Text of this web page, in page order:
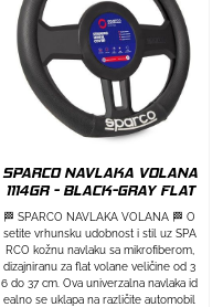
SPARCO NAVLAKA VOLANA
1114GR - BLACK-GRAY FLAT
🏁 SPARCO NAVLAKA VOLANA 🏁 O
setite vrhunsku udobnost i stil uz SPA
RCO kožnu navlaku sa mikrofiberom,
dizajniranu za flat volane veličine od 3
6 do 37 cm. Ova univerzalna navlaka id
ealno se uklapa na različite automobil